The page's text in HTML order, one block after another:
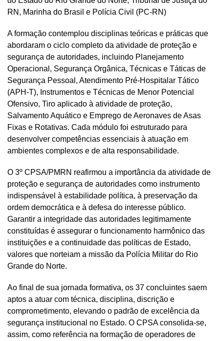
RN, Marinha do Brasil e Polícia Civil (PC-RN)
A formação contemplou disciplinas teóricas e práticas que
abordaram o ciclo completo da atividade de proteção e
segurança de autoridades, incluindo Planejamento
Operacional, Segurança Orgânica, Técnicas e Táticas de
Segurança Pessoal, Atendimento Pré-Hospitalar Tático
(APH-T), Instrumentos e Técnicas de Menor Potencial
Ofensivo, Tiro aplicado à atividade de proteção,
Salvamento Aquático e Emprego de Aeronaves de Asas
Fixas e Rotativas. Cada módulo foi estruturado para
desenvolver competências essenciais à atuação em
ambientes complexos e de alta responsabilidade.
O 3º CPSA/PMRN reafirmou a importância da atividade de
proteção e segurança de autoridades como instrumento
indispensável à estabilidade política, à preservação da
ordem democrática e à defesa do interesse público.
Garantir a integridade das autoridades legitimamente
constituídas é assegurar o funcionamento harmônico das
instituições e a continuidade das políticas de Estado,
valores que norteiam a missão da Polícia Militar do Rio
Grande do Norte.
Ao final de sua jornada formativa, os 37 concluintes saem
aptos a atuar com técnica, disciplina, discrição e
comprometimento, elevando o padrão de excelência da
segurança institucional no Estado. O CPSA consolida-se,
assim, como referência na formação de operadores de